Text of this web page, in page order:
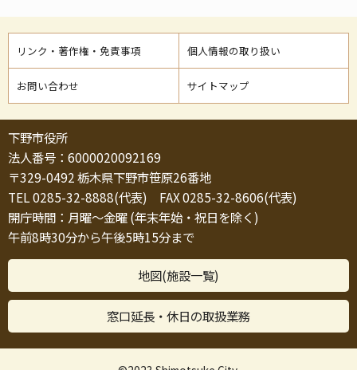
リンク・著作権・免責事項 個人情報の取り扱い
お問い合わせ サイトマップ
下野市役所
法人番号：6000020092169
〒329-0492 栃木県下野市笹原26番地
TEL 0285-32-8888(代表) FAX 0285-32-8606(代表)
開庁時間：月曜～金曜 (年末年始・祝日を除く)
午前8時30分から午後5時15分まで
地図(施設一覧)
窓口延長・休日の取扱業務